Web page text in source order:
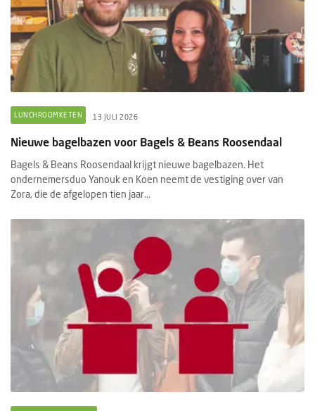
LUNCHROOMKETEN 13 JULI 2026
Nieuwe bagelbazen voor Bagels & Beans Roosendaal
Bagels & Beans Roosendaal krijgt nieuwe bagelbazen. Het
ondernemersduo Yanouk en Koen neemt de vestiging over van
Zora, die de afgelopen tien jaar...